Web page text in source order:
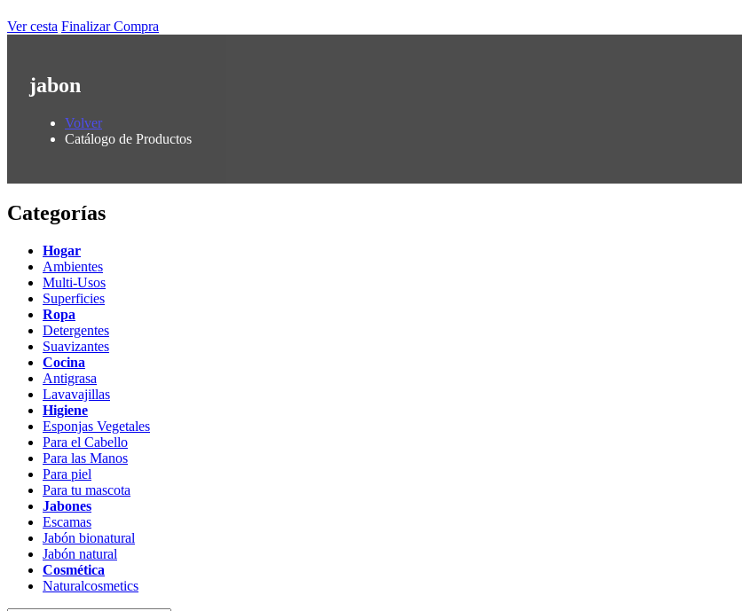
Ver cesta Finalizar Compra
jabon
Volver
Catálogo de Productos
Categorías
Hogar
Ambientes
Multi-Usos
Superficies
Ropa
Detergentes
Suavizantes
Cocina
Antigrasa
Lavavajillas
Higiene
Esponjas Vegetales
Para el Cabello
Para las Manos
Para piel
Para tu mascota
Jabones
Escamas
Jabón bionatural
Jabón natural
Cosmética
Naturalcosmetics